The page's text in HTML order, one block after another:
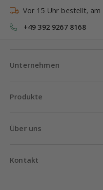
Vor 15 Uhr bestellt, am
+49 392 9267 8168
Unternehmen
Produkte
Über uns
Kontakt